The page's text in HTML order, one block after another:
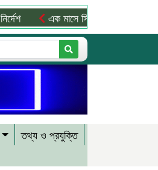
এক মাসে সিলেটের সড়কে ঝরল ৩১ প্রাণ
তথ্য ও প্রযুক্তি